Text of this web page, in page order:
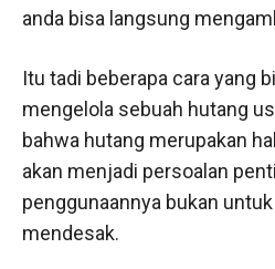
anda bisa langsung
Itu tadi beberapa cara yang
mengelola sebuah hutang
bahwa hutang merupakan
akan menjadi persoalan
penggunaannya bukan
mendesak.